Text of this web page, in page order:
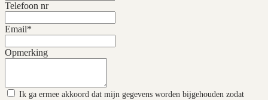
Telefoon nr
Email*
Opmerking
Ik ga ermee akkoord dat mijn gegevens worden bijgehouden zodat